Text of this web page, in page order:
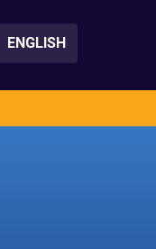
ENGLISH